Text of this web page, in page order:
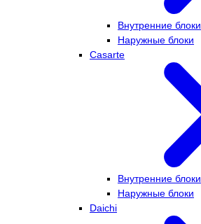
Внутренние блоки
Наружные блоки
Casarte
Внутренние блоки
Наружные блоки
Daichi